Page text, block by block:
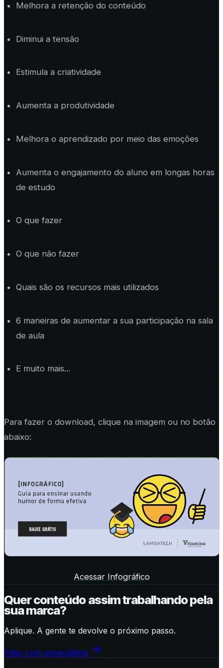
Melhora a retenção do conteúdo
Diminui a tensão
Estimula a criatividade
Aumenta a produtividade
Melhora o aprendizado por meio das emoções
Aumenta o engajamento do aluno em longas horas
de estudo
O que fazer
O que não fazer
Quais são os recursos mais utilizados
6 maneiras de aumentar a sua participação na sala
de aula
E muito mais...
Para fazer o download, clique na imagem ou no botão
abaixo:
Acessar Infográfico
Quer conteúdo assim trabalhando pela
sua marca?
Aplique. A gente te devolve o próximo passo.
Falar com especialista